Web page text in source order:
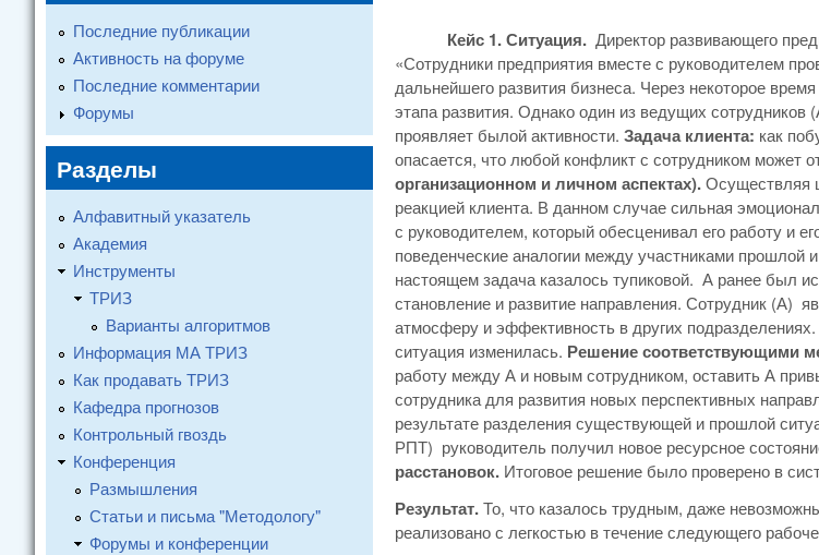
Кейс 1. Ситуация. Директор развивающего
«Сотрудники предприятия вместе с руководителем
дальнейшего развития бизнеса. Через некоторое
этапа развития. Однако один из ведущих
проявляет былой активности. Задача клиента: как
опасается, что любой конфликт с сотрудником может
организационном и личном аспектах).Осуществляя
реакцией клиента. В данном случае сильная
с руководителем, который обесценивал его работу и
поведенческие аналогии между участниками
настоящем задача казалось тупиковой. А ранее был
становление и развитие направления. Сотрудник (А)
атмосферу и эффективность в других
ситуация изменилась. Решение соответствующими
работу между А и новым сотрудником, оставить А
сотрудника для развития новых перспективных
результате разделения существующей и прошлой
РПТ) руководитель получил новое ресурсное
расстановок. Итоговое решение было проверено в
Результат.То, что казалось трудным, даже
реализовано с легкостью в течение следующего
Последние публикации
Активность на форуме
Последние комментарии
Форумы
Разделы
Алфавитный указатель
Академия
Инструменты
ТРИЗ
Варианты алгоритмов
Информация МА ТРИЗ
Как продавать ТРИЗ
Кафедра прогнозов
Контрольный гвоздь
Конференция
Размышления
Статьи и письма "Методологу"
Форумы и конференции